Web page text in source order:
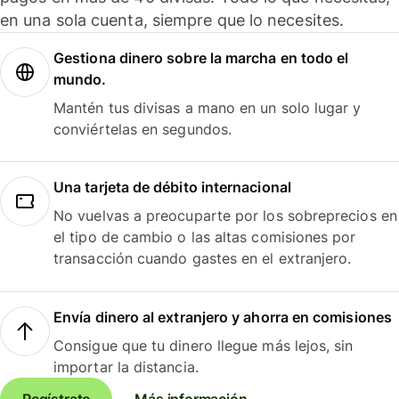
en una sola cuenta, siempre que lo necesites.
Gestiona dinero sobre la marcha en todo el
mundo.
Mantén tus divisas a mano en un solo lugar y
conviértelas en segundos.
Una tarjeta de débito internacional
No vuelvas a preocuparte por los sobreprecios en
el tipo de cambio o las altas comisiones por
transacción cuando gastes en el extranjero.
Envía dinero al extranjero y ahorra en comisiones
Consigue que tu dinero llegue más lejos, sin
importar la distancia.